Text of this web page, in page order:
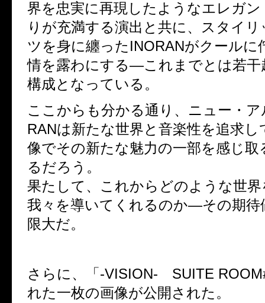
界を忠実に再現したようなエレガ
りが充満する演出と共に、スタイ
ツを身に纏ったINORANがクールに
情を露わにする―これまでとは若干
構成となっている。
ここからも分かる通り、ニュー・
RANは新たな世界と音楽性を追求し
像でその新たな魅力の一部を感じ取
るだろう。
果たして、これからどのような世
我々を導いてくれるのか―その期待
限大だ。
さらに、「-VISION- SUITE
れた一枚の画像が公開された。